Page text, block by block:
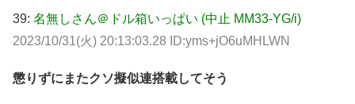
39: 名無しさん＠ドル箱いっぱい (中止 MM33-YG/i)
2023/10/31(火) 20:13:03.28 ID:yms+jO6uMHLWN
懲りずにまたクソ擬似連搭載してそう